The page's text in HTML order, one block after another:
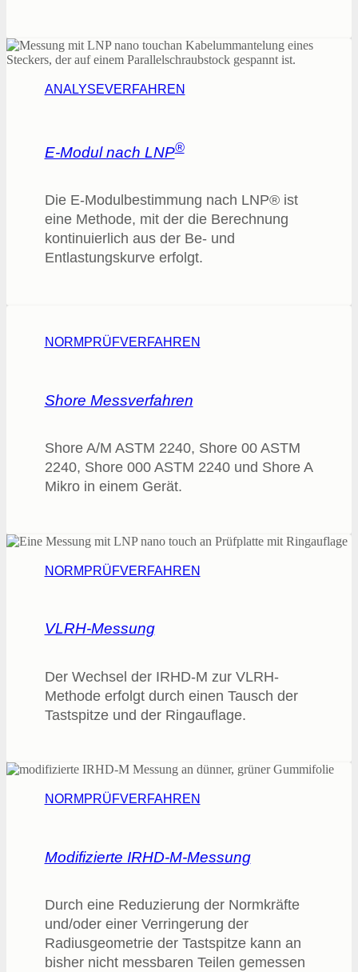
ANALYSEVERFAHREN
E-Modul nach LNP®
Die E-Modulbestimmung nach LNP® ist
eine Methode, mit der die Berechnung
kontinuierlich aus der Be- und
Entlastungskurve erfolgt.
NORMPRÜFVERFAHREN
Shore Messverfahren
Shore A/M ASTM 2240, Shore 00 ASTM
2240, Shore 000 ASTM 2240 und Shore A
Mikro in einem Gerät.
NORMPRÜFVERFAHREN
VLRH-Messung
Der Wechsel der IRHD-M zur VLRH-
Methode erfolgt durch einen Tausch der
Tastspitze und der Ringauflage.
NORMPRÜFVERFAHREN
Modifizierte IRHD-M-Messung
Durch eine Reduzierung der Normkräfte
und/oder einer Verringerung der
Radiusgeometrie der Tastspitze kann an
bisher nicht messbaren Teilen gemessen